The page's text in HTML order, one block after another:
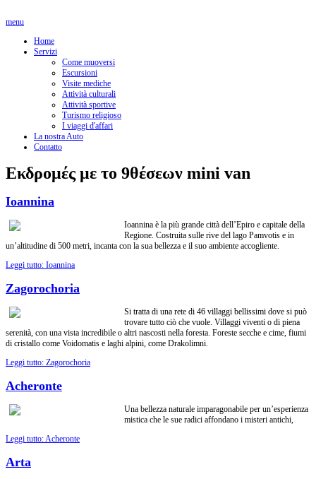
menu
Home
Servizi
Come muoversi
Escursioni
Visite mediche
Attività culturali
Attività sportive
Turismo religioso
I viaggi d'affari
La nostra Auto
Contatto
Εκδρομές με το 9θέσεων mini van
Ioannina
Ioannina è la più grande città dell’Epiro e capitale della
Regione. Costruita sulle rive del lago Pamvotis e in
un’altitudine di 500 metri, incanta con la sua bellezza e il suo ambiente accogliente.
Leggi tutto: Ioannina
Zagorochoria
Si tratta di una rete di 46 villaggi bellissimi dove si può
trovare tutto ciò che vuole. Villaggi viventi o di piena
serenità, con una vista incredibile o altri nascosti nella foresta. Foreste secche e cime, fiumi
di cristallo come Voidomatis e laghi alpini, come Drakolimni.
Leggi tutto: Zagorochoria
Acheronte
Una bellezza naturale imparagonabile per un’esperienza
mistica che le sue radici affondano i misteri antichi,
Leggi tutto: Acheronte
Arta